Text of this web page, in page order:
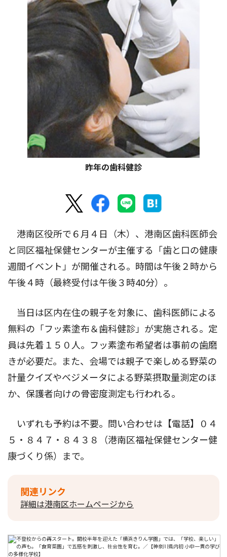
昨年の歯科健診
港南区役所で６月４日（木）、港南区歯科医師会
と同区福祉保健センターが主催する「歯と口の健康
週間イベント」が開催される。時間は午後２時から
午後４時（最終受付は午後３時40分）。
当日は区内在住の親子を対象に、歯科医師による
無料の「フッ素塗布＆歯科健診」が実施される。定
員は先着１５０人。フッ素塗布希望者は事前の歯磨
きが必要だ。また、会場では親子で楽しめる野菜の
計量クイズやベジメータによる野菜摂取量測定のほ
か、保護者向けの骨密度測定も行われる。
いずれも予約は不要。問い合わせは【電話】０４
５・８４７・８４３８（港南区福祉保健センター健
康づくり係）まで。
関連リンク
詳細は港南区ホームページから